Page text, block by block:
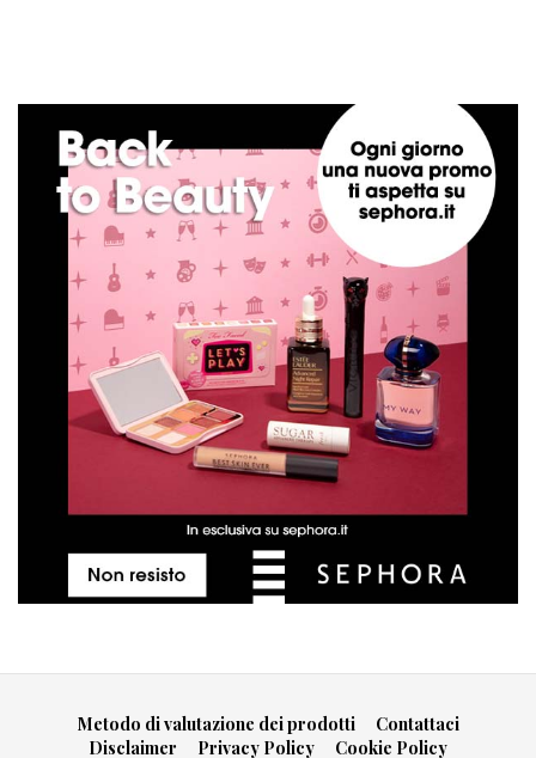
Metodo di valutazione dei prodotti
Contattaci
Disclaimer
Privacy Policy Cookie Policy